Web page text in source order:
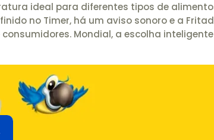
ideal para diferentes tipos de
definido no Timer, há um aviso sonoro e a
consumidores. Mondial, a escolha